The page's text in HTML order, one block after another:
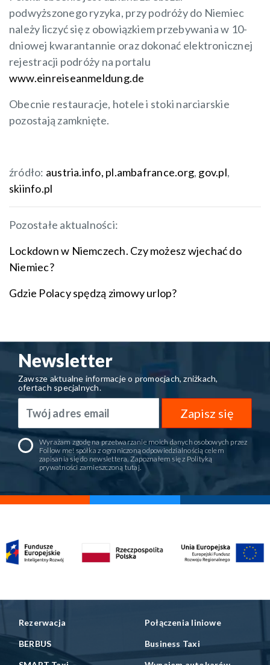
podwyższonego ryzyka, przy podróży do Niemiec
należy liczyć się z obowiązkiem przebywania w 10-
dniowej kwarantannie oraz dokonać elektronicznej
rejestracji podróży na portalu
www.einreiseanmeldung.de
Obecnie restauracje, hotele i stoki narciarskie
pozostają zamknięte.
źródło: austria.info, pl.ambafrance.org, gov.pl,
skiinfo.pl
Pozostałe aktualności:
Lockdown w Niemczech. Czy możesz wjechać do
Niemiec?
Gdzie Polacy spędzą zimowy urlop?
Newsletter
Zawsze aktualne informacje o promocjach, zniżkach,
ofertach specjalnych.
Zapisz się
Wyrażam zgodę na przetwarzanie moich danych osobowych przez
Follow me! spółka z ograniczoną odpowiedzialnością celem
zapisania się do newslettera. Zapoznałem się z Polityką
prywatności zamieszczoną tutaj.
Rezerwacja Połączenia liniowe
BERBUS Business Taxi